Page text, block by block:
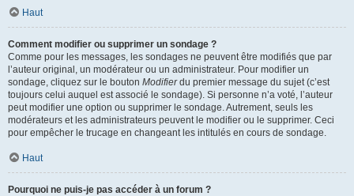
Haut
Comment modifier ou supprimer un sondage ?
Comme pour les messages, les sondages ne peuvent être modifiés que par
l’auteur original, un modérateur ou un administrateur. Pour modifier un
sondage, cliquez sur le bouton Modifierdu premier message du sujet (c’est
toujours celui auquel est associé le sondage). Si personne n’a voté, l’auteur
peut modifier une option ou supprimer le sondage. Autrement, seuls les
modérateurs et les administrateurs peuvent le modifier ou le supprimer. Ceci
pour empêcher le trucage en changeant les intitulés en cours de sondage.
Haut
Pourquoi ne puis-je pas accéder à un forum ?